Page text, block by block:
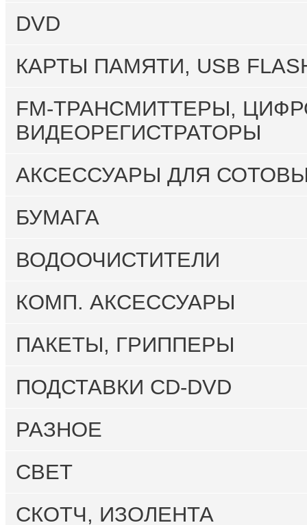
DVD
КАРТЫ ПАМЯТИ, USB
FM-ТРАНСМИТТЕРЫ,
ВИДЕОРЕГИСТРАТОРЫ
АКСЕССУАРЫ ДЛЯ
БУМАГА
ВОДООЧИСТИТЕЛИ
КОМП. АКСЕССУАРЫ
ПАКЕТЫ, ГРИППЕРЫ
ПОДСТАВКИ CD-DVD
РАЗНОЕ
СВЕТ
СКОТЧ, ИЗОЛЕНТА